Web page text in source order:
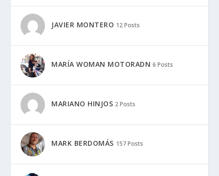
JAVIER MONTERO 12 Posts
MARÍA WOMAN MOTORADN 6 Posts
MARIANO HINJOS 2 Posts
MARK BERDOMÁS 157 Posts